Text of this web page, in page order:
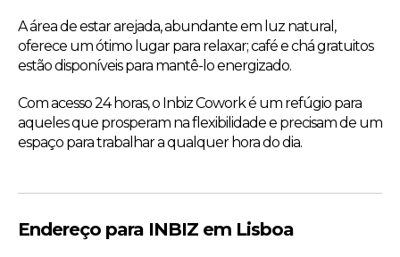
A área de estar arejada, abundante em luz natural,
oferece um ótimo lugar para relaxar; café e chá gratuitos
estão disponíveis para mantê-lo energizado.
Com acesso 24 horas, o Inbiz Cowork é um refúgio para
aqueles que prosperam na flexibilidade e precisam de um
espaço para trabalhar a qualquer hora do dia.
Endereço para INBIZ em Lisboa